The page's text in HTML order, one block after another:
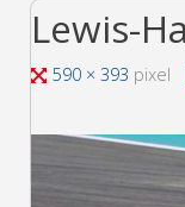
Lewis-
Tutta590 × 393 pixel